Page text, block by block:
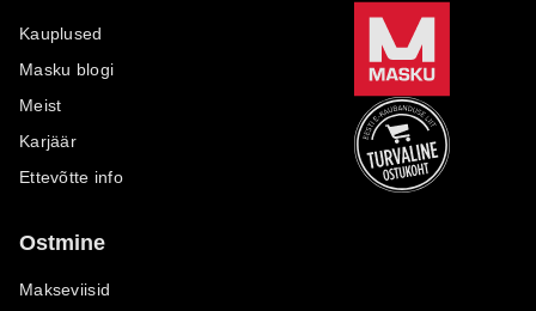
Kauplused
Masku blogi
Meist
Karjäär
Ettevõtte info
Ostmine
Makseviisid